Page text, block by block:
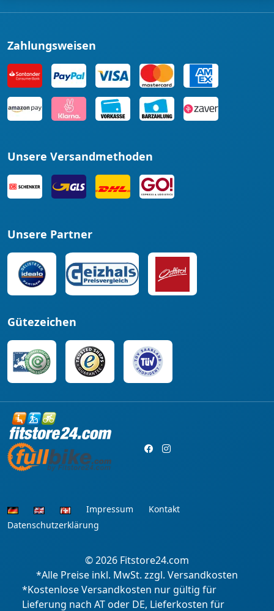
Zahlungsweisen
Unsere Versandmethoden
Unsere Partner
Gütezeichen
Impressum
Kontakt
Datenschutzerklärung
© 2026 Fitstore24.com
*Alle Preise inkl. MwSt. zzgl. Versandkosten
*Kostenlose Versandkosten nur gültig für
Lieferung nach AT oder DE, Lieferkosten für